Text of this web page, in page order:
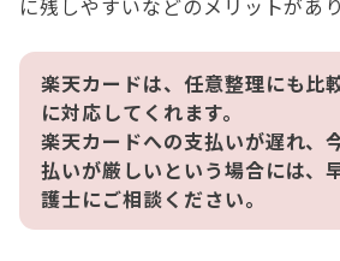
楽天カードは、任意整理にも比
に対応してくれます。
楽天カードへの支払いが遅れ、
払いが厳しいという場合には、
護士にご相談ください。